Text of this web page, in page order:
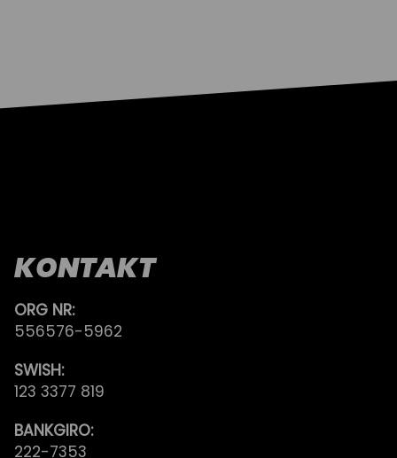
KONTAKT
ORG NR:
556576-5962
SWISH:
123 3377 819
BANKGIRO:
222-7353